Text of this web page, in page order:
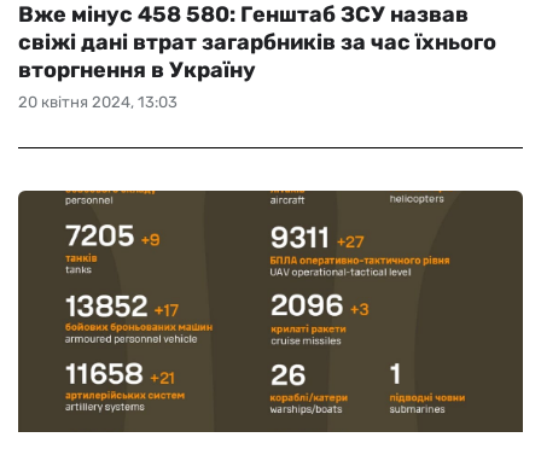
20 квітня 2024, 13:03
Вже мінус 458 580: Генштаб ЗСУ назвав
свіжі дані втрат загарбників за час їхнього
вторгнення в Україну